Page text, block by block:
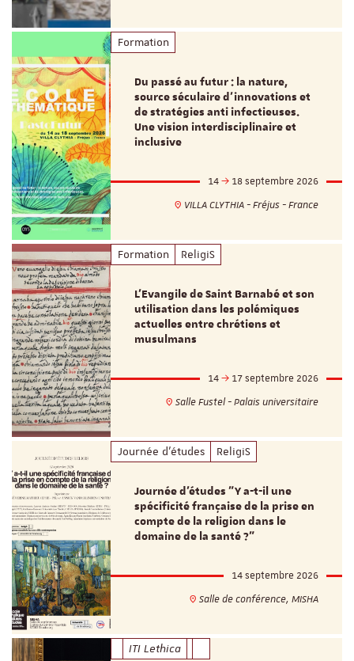
Formation
Du passé au futur : la nature,
source séculaire d’innovations et
de stratégies anti infectieuses.
Une vision interdisciplinaire et
inclusive
14
18 septembre 2026
VILLA CLYTHIA - Fréjus - France
Formation ReligiS
L’Evangile de Saint Barnabé et son
utilisation dans les polémiques
actuelles entre chrétiens et
musulmans
14
17 septembre 2026
Salle Fustel - Palais universitaire
Journée d'études ReligiS
Journée d’études "Y a-t-il une
spécificité française de la prise en
compte de la religion dans le
domaine de la santé ?"
14 septembre 2026
Salle de conférence, MISHA
ITI Lethica